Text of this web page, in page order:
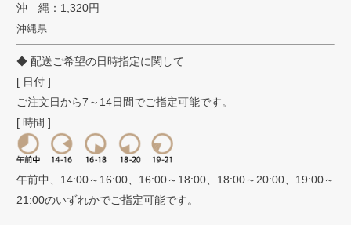
沖 縄：1,320円
沖縄県
◆ 配送ご希望の日時指定に関して
[ 日付 ]
ご注文日から7～14日間でご指定可能です。
[ 時間 ]
午前中、14:00～16:00、16:00～18:00、18:00～20:00、19:00～
21:00のいずれかでご指定可能です。